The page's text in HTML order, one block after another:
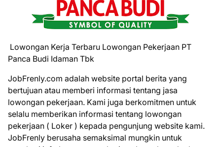
Lowongan Kerja Terbaru Lowongan Pekerjaan PT
Panca Budi Idaman Tbk
JobFrenly.com adalah website portal berita yang
bertujuan atau memberi informasi tentang jasa
lowongan pekerjaan. Kami juga berkomitmen untuk
selalu memberikan informasi tentang lowongan
pekerjaan ( Loker ) kepada pengunjung website kami.
JobFrenly berusaha semaksimal mungkin untuk